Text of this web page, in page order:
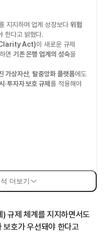
지지하며 업계 성장보다 위험
한다고 밝혔다.
Act)이 새로운 규제
면 기존 은행 업계의 성숙을
가상자산, 탈중앙화 플랫폼에도
·투자자 보호 규제 를 적용해야
더보기
규제 체계를 지지하면서도
보호가 우선돼야 한다고